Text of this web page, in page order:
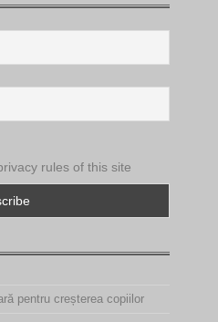
rules of this site
pentru creșterea copiilor